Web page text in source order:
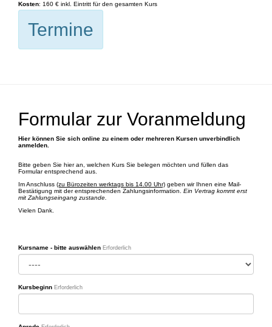
Kosten: 160 € inkl. Eintritt für den gesamten Kurs
Termine
Formular zur Voranmeldung
Hier können Sie sich online zu einem oder mehreren Kursen unverbindlich
anmelden.
Bitte geben Sie hier an, welchen Kurs Sie belegen möchten und füllen das
Formular entsprechend aus.
Im Anschluss (zu Bürozeiten werktags bis 14.00 Uhr) geben wir Ihnen eine Mail-
Bestätigung mit der entsprechenden Zahlungsinformation. Ein Vertrag kommt erst
mit Zahlungseingang zustande.
Vielen Dank.
Kursname - bitte auswählen Erforderlich
Kursbeginn Erforderlich